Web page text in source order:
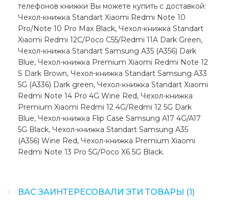
телефонов книжки Вы можете купить с доставкой:
Чехол-книжка Standart Xiaomi Redmi Note 10
Pro/Note 10 Pro Max Black, Чехол-книжка Standart
Xiaomi Redmi 12C/Poco C55/Redmi 11A Dark Green,
Чехол-книжка Standart Samsung A35 (A356) Dark
Blue, Чехол-книжка Premium Xiaomi Redmi Note 12
S Dark Brown, Чехол-книжка Standart Samsung A33
5G (A336) Dark green, Чехол-книжка Standart Xiaomi
Redmi Note 14 Pro 4G Wine Red, Чехол-книжка
Premium Xiaomi Redmi 12 4G/Redmi 12 5G Dark
Blue, Чехол-книжка Flip Case Samsung A17 4G/A17
5G Black, Чехол-книжка Standart Samsung A35
(A356) Wine Red, Чехол-книжка Premium Xiaomi
Redmi Note 13 Pro 5G/Poco X6 5G Black.
ВАС ЗАИНТЕРЕСОВАЛИ ЭТИ ТОВАРЫ (1)